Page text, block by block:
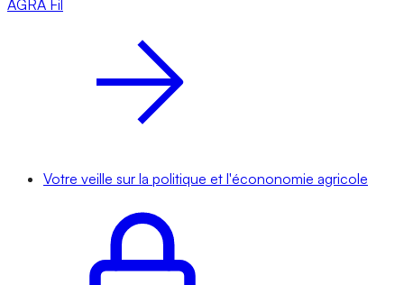
AGRA Fil
Votre veille sur la politique et l'écononomie agricole